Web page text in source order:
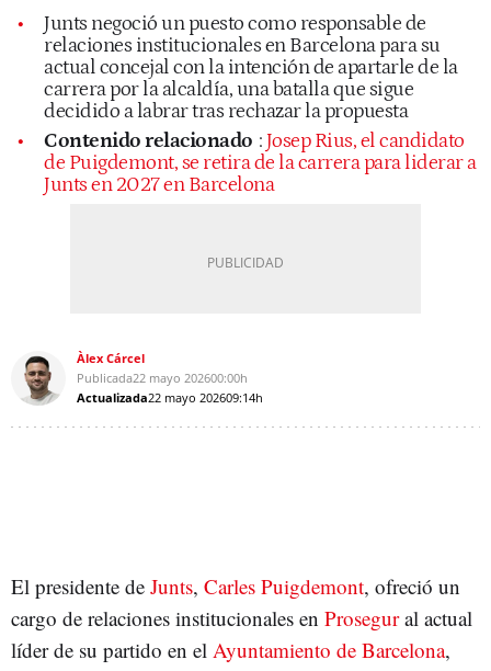
Junts negoció un puesto como responsable de
relaciones institucionales en Barcelona para su
actual concejal con la intención de apartarle de la
carrera por la alcaldía, una batalla que sigue
decidido a labrar tras rechazar la propuesta
Contenido relacionado : Josep Rius, el candidato
de Puigdemont, se retira de la carrera para liderar a
Junts en 2027 en Barcelona
Àlex Cárcel
Publicada22 mayo 202600:00h
Actualizada22 mayo 202609:14h
El presidente de Junts, Carles Puigdemont, ofreció un
cargo de relaciones institucionales en Prosegural actual
líder de su partido en el Ayuntamiento de Barcelona,